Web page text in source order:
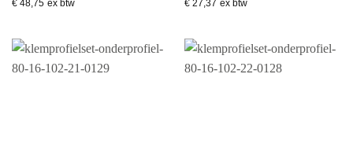
€48,75 ex btw €27,37 ex btw